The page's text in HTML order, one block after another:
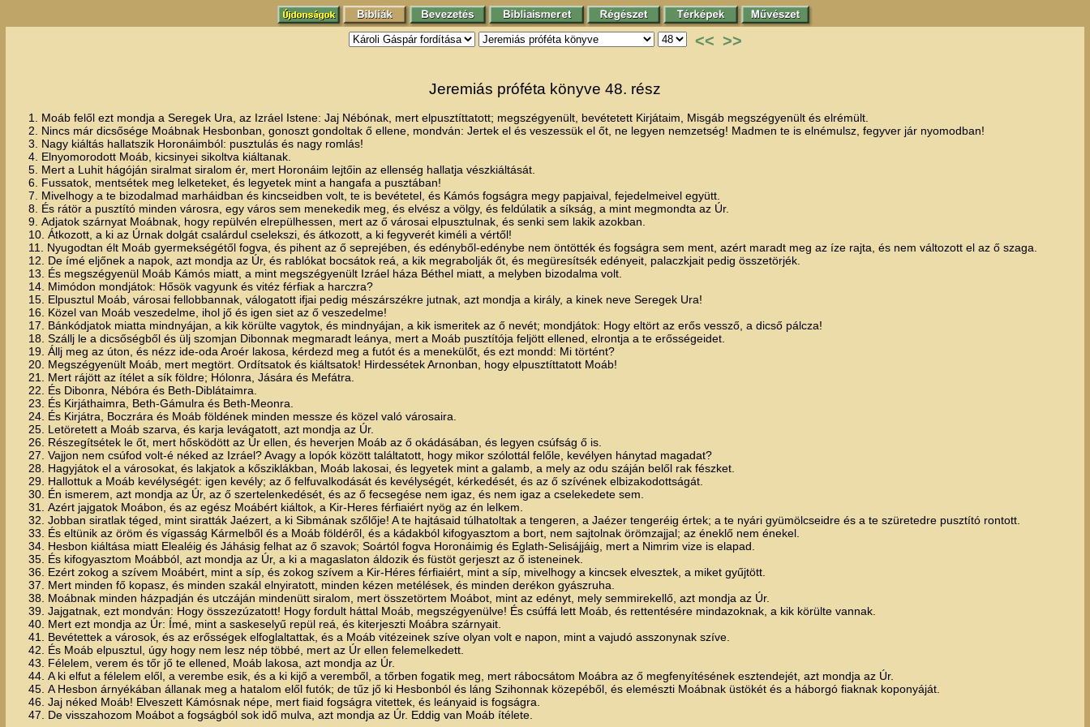
<< >>
Jeremiás próféta könyve 48. rész
1. Moáb felől ezt mondja a Seregek Ura, az Izráel Istene: Jaj Nébónak, mert elpusztíttatott; megszégyenült, bevétetett Kirjátaim, Misgáb megszégyenült és elrémült.
2. Nincs már dicsősége Moábnak Hesbonban, gonoszt gondoltak ő ellene, mondván: Jertek el és veszessük el őt, ne legyen nemzetség! Madmen te is elnémulsz, fegyver jár nyomodban!
3. Nagy kiáltás hallatszik Horonáimból: pusztulás és nagy romlás!
4. Elnyomorodott Moáb, kicsinyei sikoltva kiáltanak.
5. Mert a Luhit hágóján siralmat siralom ér, mert Horonáim lejtőin az ellenség hallatja vészkiáltását.
6. Fussatok, mentsétek meg lelketeket, és legyetek mint a hangafa a pusztában!
7. Mivelhogy a te bizodalmad marháidban és kincseidben volt, te is bevétetel, és Kámós fogságra megy papjaival, fejedelmeivel együtt.
8. És rátör a pusztító minden városra, egy város sem menekedik meg, és elvész a völgy, és feldúlatik a síkság, a mint megmondta az Úr.
9. Adjatok szárnyat Moábnak, hogy repülvén elrepülhessen, mert az ő városai elpusztulnak, és senki sem lakik azokban.
10. Átkozott, a ki az Úrnak dolgát csalárdul cselekszi, és átkozott, a ki fegyverét kiméli a vértől!
11. Nyugodtan élt Moáb gyermekségétől fogva, és pihent az ő seprejében, és edényből-edénybe nem öntötték és fogságra sem ment, azért maradt meg az íze rajta, és nem változott el az ő szaga.
12. De ímé eljőnek a napok, azt mondja az Úr, és rablókat bocsátok reá, a kik megrabolják őt, és megüresítsék edényeit, palaczkjait pedig összetörjék.
13. És megszégyenül Moáb Kámós miatt, a mint megszégyenült Izráel háza Béthel miatt, a melyben bizodalma volt.
14. Mimódon mondjátok: Hősök vagyunk és vitéz férfiak a harczra?
15. Elpusztul Moáb, városai fellobbannak, válogatott ifjai pedig mészárszékre jutnak, azt mondja a király, a kinek neve Seregek Ura!
16. Közel van Moáb veszedelme, ihol jő és igen siet az ő veszedelme!
17. Bánkódjatok miatta mindnyájan, a kik körülte vagytok, és mindnyájan, a kik ismeritek az ő nevét; mondjátok: Hogy eltört az erős vessző, a dicső pálcza!
18. Szállj le a dicsőségből és ülj szomjan Dibonnak megmaradt leánya, mert a Moáb pusztítója feljött ellened, elrontja a te erősségeidet.
19. Állj meg az úton, és nézz ide-oda Aroér lakosa, kérdezd meg a futót és a menekülőt, és ezt mondd: Mi történt?
20. Megszégyenült Moáb, mert megtört. Ordítsatok és kiáltsatok! Hirdessétek Arnonban, hogy elpusztíttatott Moáb!
21. Mert rájött az ítélet a sík földre; Hólonra, Jására és Mefátra.
22. És Dibonra, Nébóra és Beth-Diblátaimra.
23. És Kirjáthaimra, Beth-Gámulra és Beth-Meonra.
24. És Kirjátra, Boczrára és Moáb földének minden messze és közel való városaira.
25. Letöretett a Moáb szarva, és karja levágatott, azt mondja az Úr.
26. Részegítsétek le őt, mert hősködött az Úr ellen, és heverjen Moáb az ő okádásában, és legyen csúfság ő is.
27. Vajjon nem csúfod volt-é néked az Izráel? Avagy a lopók között találtatott, hogy mikor szólottál felőle, kevélyen hánytad magadat?
28. Hagyjátok el a városokat, és lakjatok a kősziklákban, Moáb lakosai, és legyetek mint a galamb, a mely az odu száján belől rak fészket.
29. Hallottuk a Moáb kevélységét: igen kevély; az ő felfuvalkodását és kevélységét, kérkedését, és az ő szívének elbizakodottságát.
30. Én ismerem, azt mondja az Úr, az ő szertelenkedését, és az ő fecsegése nem igaz, és nem igaz a cselekedete sem.
31. Azért jajgatok Moábon, és az egész Moábért kiáltok, a Kir-Heres férfiaiért nyög az én lelkem.
32. Jobban siratlak téged, mint siratták Jaézert, a ki Sibmának szőlője! A te hajtásaid túlhatoltak a tengeren, a Jaézer tengeréig értek; a te nyári gyümölcseidre és a te szüretedre pusztító rontott.
33. És eltünik az öröm és vígasság Kármelből és a Moáb földéről, és a kádakból kifogyasztom a bort, nem sajtolnak örömzajjal; az éneklő nem énekel.
34. Hesbon kiáltása miatt Elealéig és Jáhásig felhat az ő szavok; Soártól fogva Horonáimig és Eglath-Selisájjáig, mert a Nimrim vize is elapad.
35. És kifogyasztom Moábból, azt mondja az Úr, a ki a magaslaton áldozik és füstöt gerjeszt az ő isteneinek.
36. Ezért zokog a szívem Moábért, mint a síp, és zokog szívem a Kir-Héres férfiaiért, mint a síp, mivelhogy a kincsek elvesztek, a miket gyűjtött.
37. Mert minden fő kopasz, és minden szakál elnyiratott, minden kézen metélések, és minden derékon gyászruha.
38. Moábnak minden házpadján és utczáján mindenütt siralom, mert összetörtem Moábot, mint az edényt, mely semmirekellő, azt mondja az Úr.
39. Jajgatnak, ezt mondván: Hogy összezúzatott! Hogy fordult háttal Moáb, megszégyenülve! És csúffá lett Moáb, és rettentésére mindazoknak, a kik körülte vannak.
40. Mert ezt mondja az Úr: Ímé, mint a saskeselyű repül reá, és kiterjeszti Moábra szárnyait.
41. Bevétettek a városok, és az erősségek elfoglaltattak, és a Moáb vitézeinek szíve olyan volt e napon, mint a vajudó asszonynak szíve.
42. És Moáb elpusztul, úgy hogy nem lesz nép többé, mert az Úr ellen felemelkedett.
43. Félelem, verem és tőr jő te ellened, Moáb lakosa, azt mondja az Úr.
44. A ki elfut a félelem elől, a verembe esik, és a ki kijő a veremből, a tőrben fogatik meg, mert rábocsátom Moábra az ő megfenyítésének esztendejét, azt mondja az Úr.
45. A Hesbon árnyékában állanak meg a hatalom elől futók; de tűz jő ki Hesbonból és láng Szihonnak közepéből, és elemészti Moábnak üstökét és a háborgó fiaknak koponyáját.
46. Jaj néked Moáb! Elveszett Kámósnak népe, mert fiaid fogságra vitettek, és leányaid is fogságra.
47. De visszahozom Moábot a fogságból sok idő mulva, azt mondja az Úr. Eddig van Moáb ítélete.